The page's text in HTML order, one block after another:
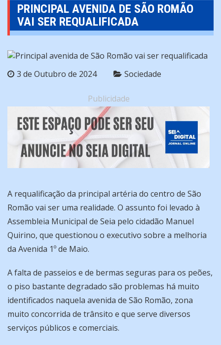
PRINCIPAL AVENIDA DE SÃO ROMÃO
VAI SER REQUALIFICADA
3 de Outubro de 2024 Sociedade
Publicidade
A requalificação da principal artéria do centro de São
Romão vai ser uma realidade. O assunto foi levado à
Assembleia Municipal de Seia pelo cidadão Manuel
Quirino, que questionou o executivo sobre a melhoria
da Avenida 1º de Maio.
A falta de passeios e de bermas seguras para os peões,
o piso bastante degradado são problemas há muito
identificados naquela avenida de São Romão, zona
muito concorrida de trânsito e que serve diversos
serviços públicos e comerciais.